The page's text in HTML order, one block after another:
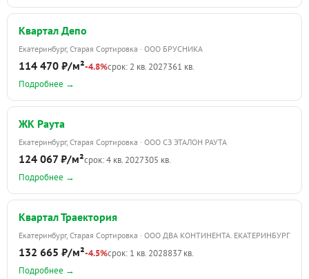
Квартал Депо
Екатеринбург, Старая Сортировка · ООО БРУСНИКА
114 470 ₽/м²-4.8%срок: 2 кв. 2027361 кв.
Подробнее →
ЖК Раута
Екатеринбург, Старая Сортировка · ООО СЗ ЭТАЛОН РАУТА
124 067 ₽/м²срок: 4 кв. 2027305 кв.
Подробнее →
Квартал Траектория
Екатеринбург, Старая Сортировка · ООО ДВА КОНТИНЕНТА. ЕКАТЕРИНБУРГ
132 665 ₽/м²-4.5%срок: 1 кв. 2028837 кв.
Подробнее →